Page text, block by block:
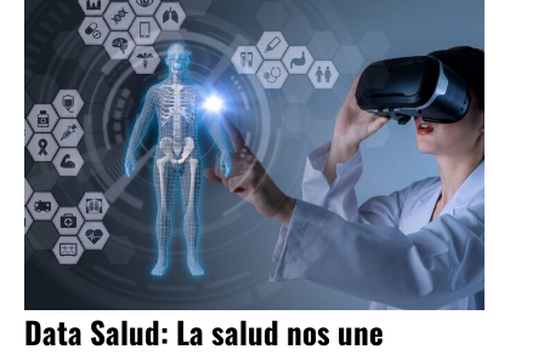
Data Salud: La salud nos une